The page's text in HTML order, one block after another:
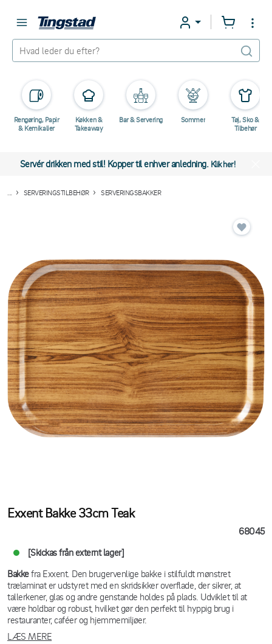
Rengøring, Papir
& Kemikalier
Køkken &
Takeaway
Bar & Servering Sommer
Tøj, Sko &
Tilbehør
Servér drikken med stil! Kopper til enhver anledning. Klik her!
SERVERINGSTILBEHØR SERVERINGSBAKKER
Exxent Bakke 33cm Teak
68045
[Skickas från externt lager]
Bakkefra Exxent. Den brugervenlige bakke i stilfuldt mønstret
trælaminat er udstyret med en skridsikker overflade, der sikrer, at
tallerkener, glas og andre genstande holdes på plads. Udviklet til at
være holdbar og robust, hvilket gør den perfekt til hyppig brug i
restauranter, caféer og hjemmemiljøer.
LÆS MERE